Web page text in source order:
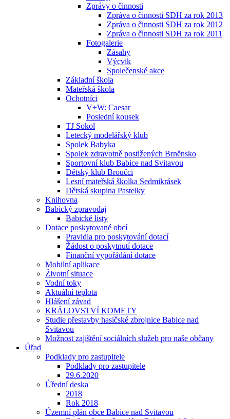
Zprávy o činnosti
Zpráva o činnosti SDH za rok 2013
Zpráva o činnosti SDH za rok 2012
Zpráva o činnosti SDH za rok 2011
Fotogalerie
Zásahy
Výcvik
Společenské akce
Základní škola
Mateřská škola
Ochotníci
V+W: Caesar
Poslední kousek
TJ Sokol
Letecký modelářský klub
Spolek Babyka
Spolek zdravotně postižených Brněnsko
Sportovní klub Babice nad Svitavou
Dětský klub Broučci
Lesní mateřská školka Sedmikrásek
Dětská skupina Pastelky
Knihovna
Babický zpravodaj
Babické listy
Dotace poskytované obcí
Pravidla pro poskytování dotací
Žádost o poskytnutí dotace
Finanční vypořádání dotace
Mobilní aplikace
Životní situace
Vodní toky
Aktuální teplota
Hlášení závad
KRÁLOVSTVÍ KOMETY
Studie přestavby hasičské zbrojnice Babice nad
Svitavou
Možnost zajištění sociálních služeb pro naše občany
Úřad
Podklady pro zastupitele
Podklady pro zastupitele
29.6.2020
Úřední deska
2018
Rok 2018
Územní plán obce Babice nad Svitavou